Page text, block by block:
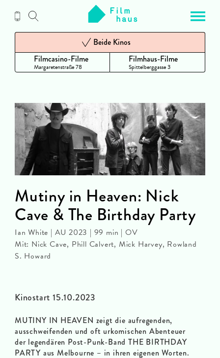
Inhalt
Filmcasino-Filme
Margaretenstraße 78
Beide Kinos
Filmhaus-Filme
Spittelberggasse 3
Kinostart 15.10.2023
MUTINY IN HEAVEN zeigt die aufregenden,
ausschweifenden und oft urkomischen Abenteuer
der legendären Post-Punk-Band THE BIRTHDAY
PARTY aus Melbourne – in ihren eigenen Worten.
Mutiny in Heaven: Nick
Cave & The Birthday Party
Ian White | AU 2023 | 99 min | OV
Mit: Nick Cave, Phill Calvert, Mick Harvey, Rowland
S. Howard